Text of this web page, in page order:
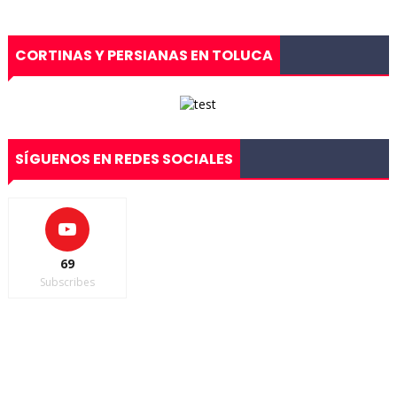
CORTINAS Y PERSIANAS EN TOLUCA
SÍGUENOS EN REDES SOCIALES
69
Subscribes